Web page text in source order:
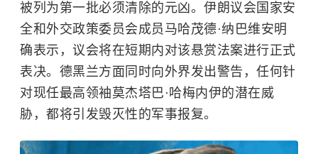
被列为第一批必须清除的元凶。伊朗议会国家安
全和外交政策委员会成员马哈茂德·纳巴维安明
确表示，议会将在短期内对该悬赏法案进行正式
表决。德黑兰方面同时向外界发出警告，任何针
对现任最高领袖莫杰塔巴·哈梅内伊的潜在威
胁，都将引发毁灭性的军事报复。